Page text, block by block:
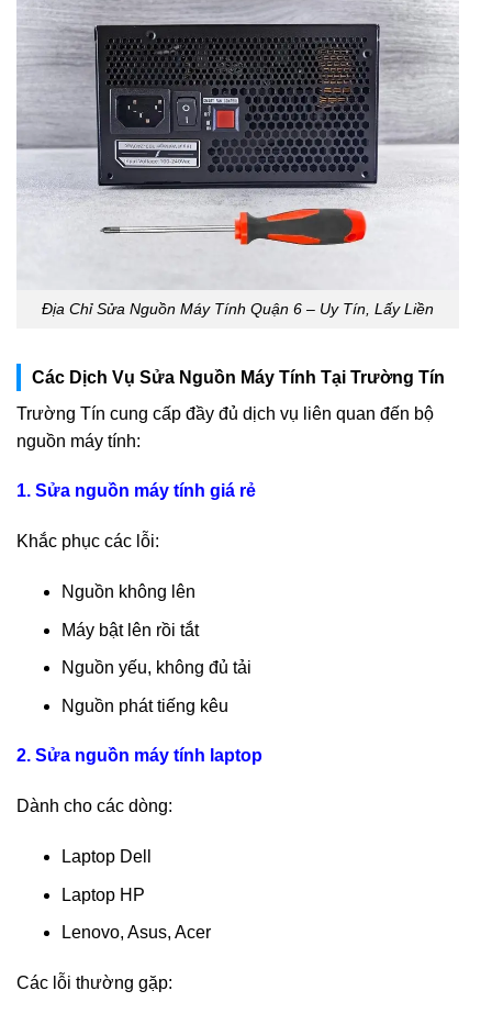
Địa Chỉ Sửa Nguồn Máy Tính Quận 6 – Uy Tín, Lấy Liền
Các Dịch Vụ Sửa Nguồn Máy Tính Tại Trường Tín
Trường Tín cung cấp đầy đủ dịch vụ liên quan đến bộ
nguồn máy tính:
1. Sửa nguồn máy tính giá rẻ
Khắc phục các lỗi:
Nguồn không lên
Máy bật lên rồi tắt
Nguồn yếu, không đủ tải
Nguồn phát tiếng kêu
2. Sửa nguồn máy tính laptop
Dành cho các dòng:
Laptop Dell
Laptop HP
Lenovo, Asus, Acer
Các lỗi thường gặp: